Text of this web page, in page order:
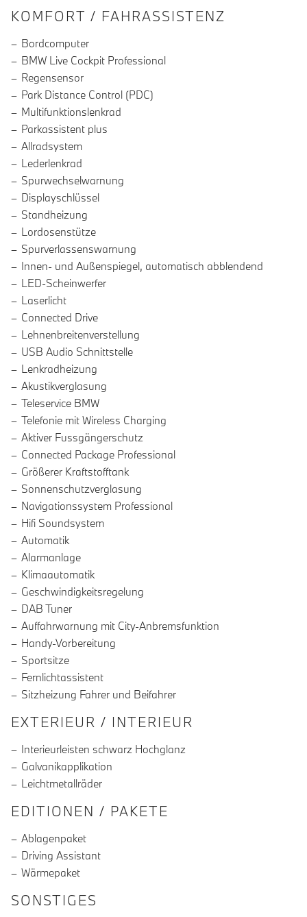
INFORMATIONEN ÜBER DIE
KOMFORT / FAHRASSISTENZ
Bordcomputer
BMW Live Cockpit Professional
Regensensor
Park Distance Control (PDC)
Multifunktionslenkrad
Parkassistent plus
Allradsystem
Lederlenkrad
Spurwechselwarnung
Displayschlüssel
Standheizung
Lordosenstütze
Spurverlassenswarnung
Innen- und Außenspiegel, automatisch abblendend
LED-Scheinwerfer
Laserlicht
Connected Drive
Lehnenbreitenverstellung
USB Audio Schnittstelle
Lenkradheizung
Akustikverglasung
Teleservice BMW
Telefonie mit Wireless Charging
Aktiver Fussgängerschutz
Connected Package Professional
Größerer Kraftstofftank
Sonnenschutzverglasung
Navigationssystem Professional
Hifi Soundsystem
Automatik
Alarmanlage
Klimaautomatik
Geschwindigkeitsregelung
DAB Tuner
Auffahrwarnung mit City-Anbremsfunktion
Handy-Vorbereitung
Sportsitze
Fernlichtassistent
Sitzheizung Fahrer und Beifahrer
EXTERIEUR / INTERIEUR
Interieurleisten schwarz Hochglanz
Galvanikapplikation
Leichtmetallräder
EDITIONEN / PAKETE
Ablagenpaket
Driving Assistant
Wärmepaket
SONSTIGES